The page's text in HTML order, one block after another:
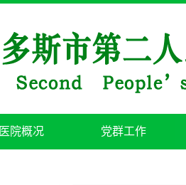
医院概况 党群工作